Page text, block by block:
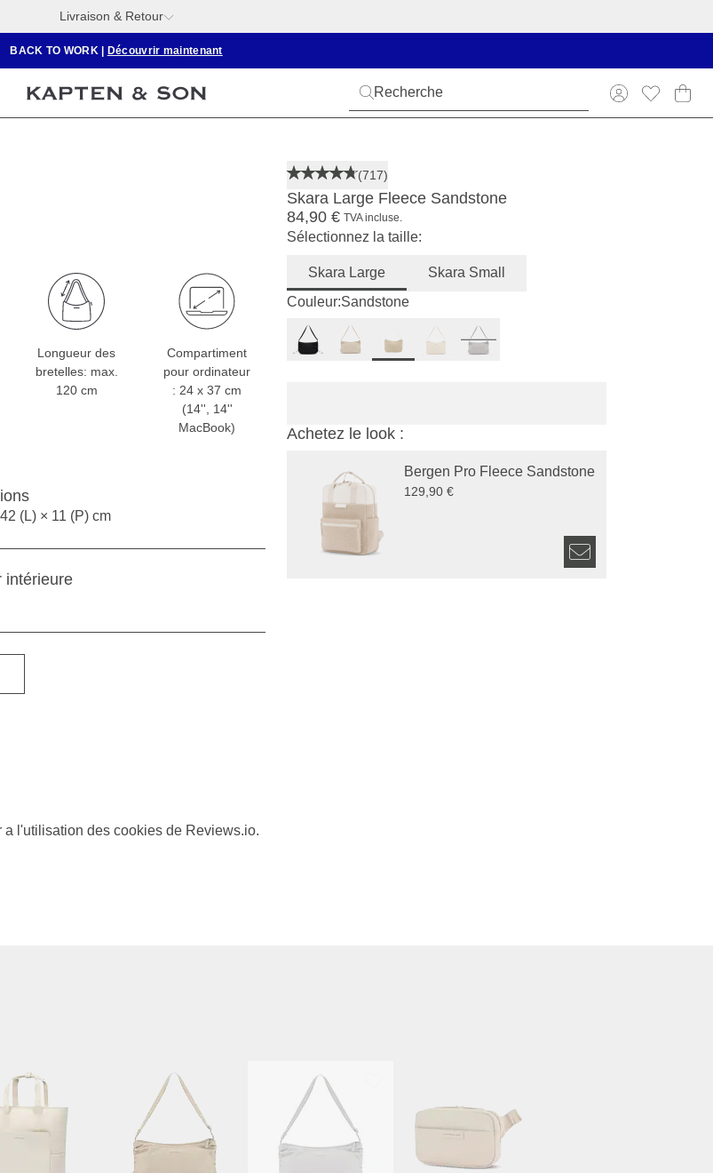
Livraison & Retour
BACK TO WORK | Découvrir maintenant
(717)
Skara Large Fleece Sandstone
84,90 € TVA incluse.
Sélectionnez la taille:
Skara Large
Skara Small
Couleur:Sandstone
Achetez le look :
Bergen Pro Fleece Sandstone
129,90 €
Longueur des
bretelles: max.
120 cm
Compartiment
pour ordinateur
: 24 x 37 cm
(14'', 14''
MacBook)
(L) × 11 (P) cm
intérieure
l'utilisation des cookies de Reviews.io.